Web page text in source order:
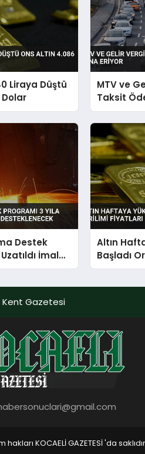
Liraya Düştü
Dolar
MTV ve
Taksit
Eriyor
Destek
İmalat
Altın
Başladı
Fiyatları
Kent Gazetesi
KOCAELİ GAZETESİ 'da